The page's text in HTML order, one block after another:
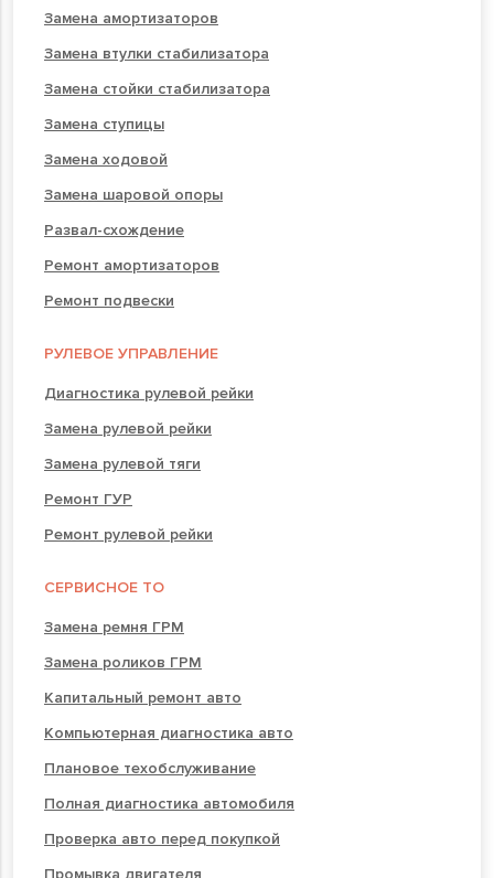
Замена амортизаторов
Замена втулки стабилизатора
Замена стойки стабилизатора
Замена ступицы
Замена ходовой
Замена шаровой опоры
Развал-схождение
Ремонт амортизаторов
Ремонт подвески
РУЛЕВОЕ УПРАВЛЕНИЕ
Диагностика рулевой рейки
Замена рулевой рейки
Замена рулевой тяги
Ремонт ГУР
Ремонт рулевой рейки
СЕРВИСНОЕ ТО
Замена ремня ГРМ
Замена роликов ГРМ
Капитальный ремонт авто
Компьютерная диагностика авто
Плановое техобслуживание
Полная диагностика автомобиля
Проверка авто перед покупкой
Промывка двигателя